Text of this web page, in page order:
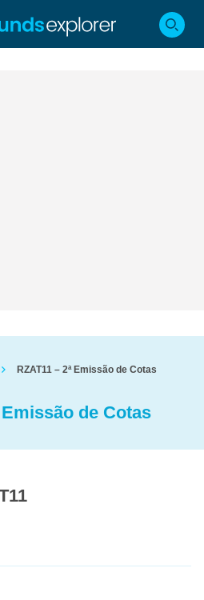
RZAT11 – 2ª Emissão de Cotas
Emissão de Cotas